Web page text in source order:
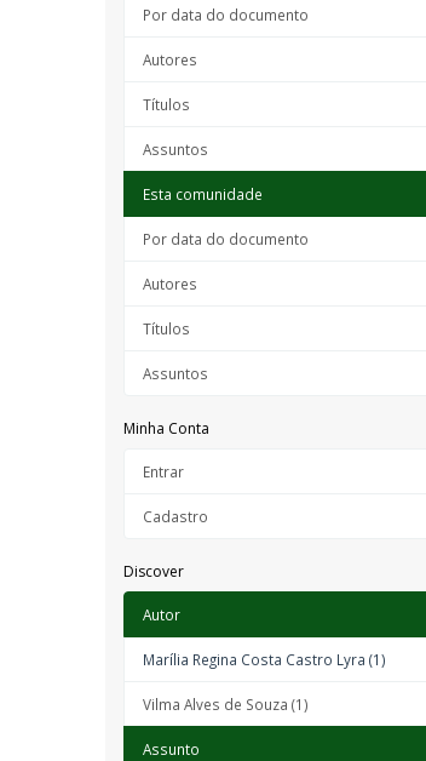
Por data do documento
Autores
Títulos
Assuntos
Esta comunidade
Por data do documento
Autores
Títulos
Assuntos
Minha Conta
Entrar
Cadastro
Discover
Autor
Marília Regina Costa Castro Lyra (1)
Vilma Alves de Souza (1)
Assunto